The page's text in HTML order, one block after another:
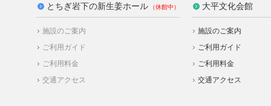
とちぎ岩下の新生姜ホール
施設のご案内
ご利用ガイド
ご利用料金
交通アクセス
大平文化会館
施設のご案内
ご利用ガイド
ご利用料金
交通アクセス